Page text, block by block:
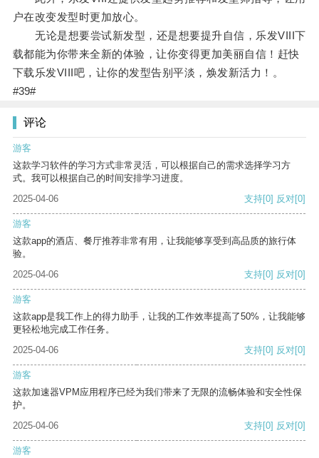
户在改变发型时更加放心。
无论是想要尝试新发型，还是想要提升自信，乐发VIII下
载都能为你带来全新的体验，让你变得更加美丽自信！赶快
下载乐发VIII吧，让你的发型告别平淡，焕发新活力！。
#39#
评论
游客
这款学习软件的学习方式非常灵活，可以根据自己的需求选择学习方
式。我可以根据自己的时间安排学习进度。
2025-04-06
支持[0] 反对[0]
游客
这款app的酒店、餐厅推荐非常有用，让我能够享受到高品质的旅行体
验。
2025-04-06
支持[0] 反对[0]
游客
这款app是我工作上的得力助手，让我的工作效率提高了50%，让我能够
更轻松地完成工作任务。
2025-04-06
支持[0] 反对[0]
游客
这款加速器VPM应用程序已经为我们带来了无限的流畅体验和安全性保
护。
2025-04-06
支持[0] 反对[0]
游客